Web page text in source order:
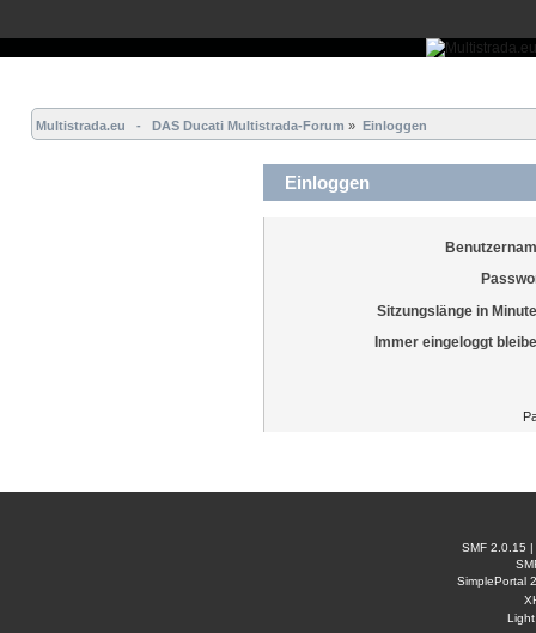
Multistrada.eu   -   DAS Ducati Multistrada-Forum » Einloggen
Einloggen
Sitzungslänge in
Immer eingeloggt
SMF 2.0.15
SimplePortal